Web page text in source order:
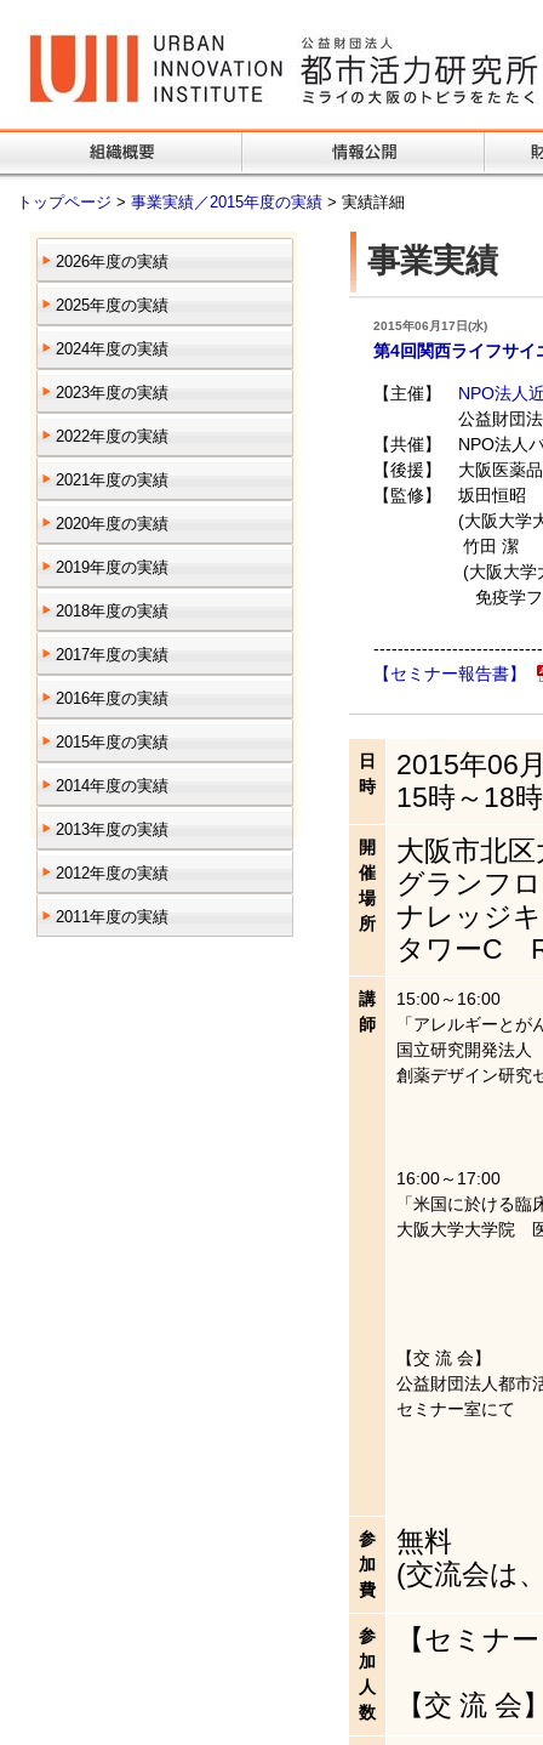
トップページ > 事業実績／2015年度の実績 > 実績詳細
2026年度の実績
2025年度の実績
2024年度の実績
2023年度の実績
2022年度の実績
2021年度の実績
2020年度の実績
2019年度の実績
2018年度の実績
2017年度の実績
2016年度の実績
2015年度の実績
2014年度の実績
2013年度の実績
2012年度の実績
2011年度の実績
事業実績
2015年06月17日(水)
第4回関西ライフサイ
【主催】 NPO法人
公益財団法人
【共催】 NPO法人
【後援】 大阪医薬
【監修】 坂田恒昭
(大阪大学大学
竹田 潔
(大阪大学大学院
免疫学フロン
【セミナー報告書】
日
時
2015年06
15時～18時
開
催
場
所
大阪市北
グランフ
ナレッジ
タワーC
講
師
15:00～16:00
「アレルギーと
国立研究開発法
創薬デザイン
16:00～17:00
「米国に於ける
大阪大学大学
【交 流 会】
公益財団法人都市
セミナー室にて
参
加
費
無料
(交流会は
参
加
人
数
【セミナ
【交 流